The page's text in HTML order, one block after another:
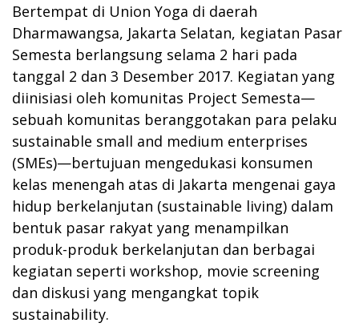
Bertempat di Union Yoga di daerah
Dharmawangsa, Jakarta Selatan, kegiatan Pasar
Semesta berlangsung selama 2 hari pada
tanggal 2 dan 3 Desember 2017. Kegiatan yang
diinisiasi oleh komunitas Project Semesta—
sebuah komunitas beranggotakan para pelaku
sustainable small and medium enterprises
(SMEs)—bertujuan mengedukasi konsumen
kelas menengah atas di Jakarta mengenai gaya
hidup berkelanjutan (sustainable living) dalam
bentuk pasar rakyat yang menampilkan
produk-produk berkelanjutan dan berbagai
kegiatan seperti workshop, movie screening
dan diskusi yang mengangkat topik
sustainability.